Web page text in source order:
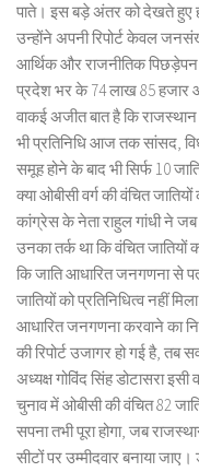
पाते। इस बड़े अंतर को देखते हुए
उन्होंने अपनी रिपोर्ट केवल
आर्थिक और राजनीतिक पिछड़ेपन
प्रदेश भर के 74 लाख 85 हजार
वाकई अजीत बात है कि राजस्थान
भी प्रतिनिधि आज तक सांसद,
समूह होने के बाद भी सिर्फ 10
क्या ओबीसी वर्ग की वंचित जातियों
कांग्रेस के नेता राहुल गांधी ने
उनका तर्क था कि वंचित जातियों
कि जाति आधारित जनगणना से
जातियों को प्रतिनिधित्व नहीं
आधारित जनगणना करवाने का
की रिपोर्ट उजागर हो गई है,
अध्यक्ष गोविंद सिंह डोटासरा
चुनाव में ओबीसी की वंचित 82
सपना तभी पूरा होगा, जब
सीटों पर उम्मीदवार बनाया